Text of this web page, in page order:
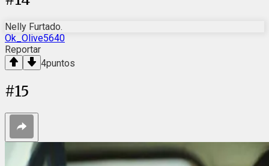
Nelly Furtado.
Ok_Olive5640
Reportar
4puntos
#15